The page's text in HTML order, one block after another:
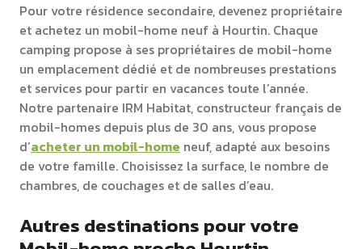
Pour votre résidence secondaire, devenez propriétaire
et achetez un mobil-home neuf à Hourtin. Chaque
camping propose à ses propriétaires de mobil-home
un emplacement dédié et de nombreuses prestations
et services pour partir en vacances toute l’année.
Notre partenaire IRM Habitat, constructeur français de
mobil-homes depuis plus de 30 ans, vous propose
d’acheter un mobil-home neuf, adapté aux besoins
de votre famille. Choisissez la surface, le nombre de
chambres, de couchages et de salles d’eau.
Autres destinations pour votre